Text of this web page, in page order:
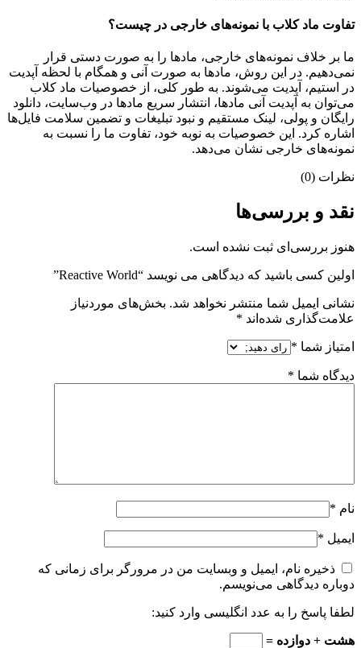
تفاوت ماد کلاب با نمونه‌های خارجی در چیست؟
ما بر خلاف نمونه‌های خارجی، مادها را به صورت دستی قرار
نمی‌دهیم. در این روش، مادها به صورت آنی و همگام با لحظه آپدیت
در استیم، آپدیت می‌شوند. به طور کلی، از خصوصیات ماد کلاب
می‌‌توان به آپدیت آنی مادها، انتشار سریع مادها در وب‌سایت، دانلود
رایگان و پولی، لینک مستقیم و نبود تبلیغات و تضمین سلامت فایل‌ها
اشاره کرد. این خصوصیات به نوبه خود، تفاوت ما را نسبت به
نمونه‌های خارجی نشان می‌دهد.
نظرات (0)
نقد و بررسی‌ها
هنوز بررسی‌ای ثبت نشده است.
اولین کسی باشید که دیدگاهی می نویسد “Reactive World”
نشانی ایمیل شما منتشر نخواهد شد. بخش‌های موردنیاز
علامت‌گذاری شده‌اند *
امتیاز شما *
دیدگاه شما *
نام *
ایمیل *
ذخیره نام، ایمیل و وبسایت من در مرورگر برای زمانی که
دوباره دیدگاهی می‌نویسم.
لطفا پاسخ را به عدد انگلیسی وارد کنید:
هشت + دوازده =